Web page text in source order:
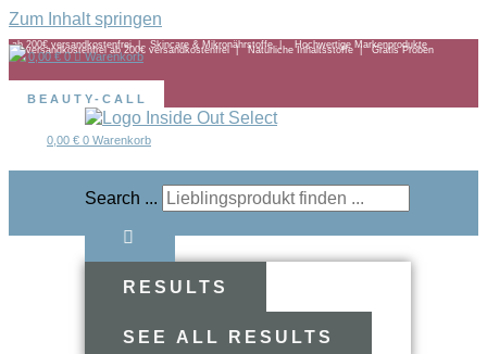
Zum Inhalt springen
ab 200€ versandkostenfrei | Skincare & Mikronährstoffe | Hochwertige Markenprodukte
ab 200€ versandkostenfrei |Natürliche Inhaltsstoffe |Gratis Proben
0,00€ 0 Warenkorb
BEAUTY-CALL
0,00 € 0 Warenkorb
Search ...
RESULTS
SEE ALL RESULTS